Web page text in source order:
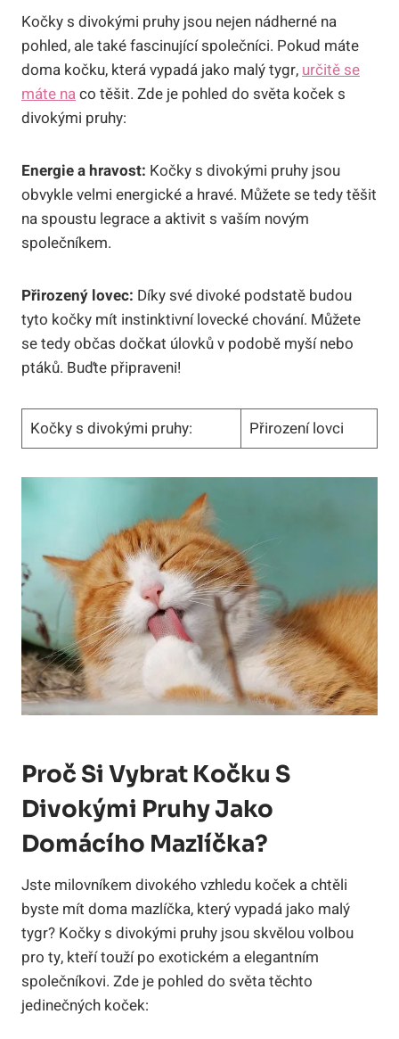
Kočky s divokými pruhy jsou nejen nádherné na
pohled, ale také fascinující společníci. Pokud máte
doma kočku, která vypadá jako malý tygr, určitě se
máte naco těšit. Zde je pohled do světa koček s
divokými pruhy:
Energie a hravost: Kočky s divokými pruhy jsou
obvykle velmi energické a hravé. Můžete se tedy těšit
na spoustu legrace a aktivit s vaším novým
společníkem.
Přirozený lovec: Díky své divoké podstatě budou
tyto kočky mít instinktivní lovecké chování. Můžete
se tedy občas dočkat úlovků v podobě myší nebo
ptáků. Buďte připraveni!
Kočky s divokými pruhy: Přirození lovci
Proč Si Vybrat Kočku S
Divokými Pruhy Jako
Domácího Mazlíčka?
Jste milovníkem divokého vzhledu koček a chtěli
byste mít doma mazlíčka, který vypadá jako malý
tygr? Kočky s divokými pruhy jsou skvělou volbou
pro ty, kteří touží po exotickém a elegantním
společníkovi. Zde je pohled do světa těchto
jedinečných koček: